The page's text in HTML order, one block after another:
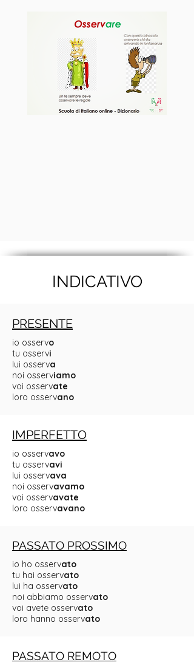
INDICATIVO
PRESENTE
io osservo
tu osservi
lui osserva
noi osserviamo
voi osservate
loro osservano
IMPERFETTO
io osservavo
tu osservavi
lui osservava
noi osservavamo
voi osservavate
loro osservavano
PASSATO PROSSIMO
io ho osservato
tu hai osservato
lui ha osservato
noi abbiamo osservato
voi avete osservato
loro hanno osservato
PASSATO REMOTO